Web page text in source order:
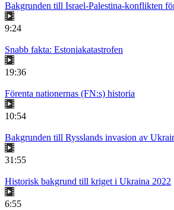
Bakgrunden till Israel-Palestina-konflikten
9:24
Snabb fakta: Estoniakatastrofen
19:36
Förenta nationernas (FN:s) historia
10:54
Bakgrunden till Rysslands invasion av
31:55
Historisk bakgrund till kriget i Ukraina 2022
6:55